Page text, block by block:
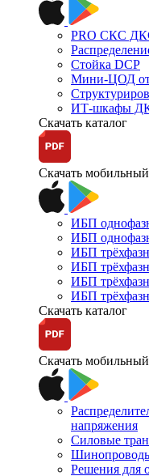
PRO СКС
Стойка DCP
Мини-ЦОД от
ИТ-шкафы
Скачать каталог
Скачать мобильный
ИБП
ИБП
ИБП
ИБП
ИБП
ИБП
Скачать каталог
Скачать мобильный
напряжения
Силовые
Шинопроводы
Решения для